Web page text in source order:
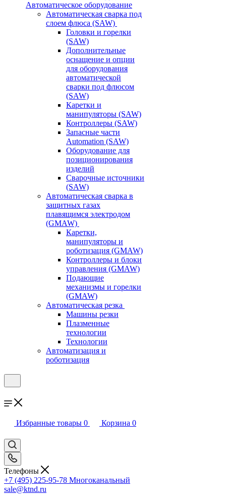
Автоматическое оборудование
Автоматическая сварка под
слоем флюса (SAW)
Головки и горелки
(SAW)
Дополнительные
оснащение и опции
для оборудования
автоматической
сварки под флюсом
(SAW)
Каретки и
манипуляторы (SAW)
Контроллеры (SAW)
Запасные части
Automation (SAW)
Оборудование для
позиционирования
изделий
Сварочные источники
(SAW)
Автоматическая сварка в
защитных газах
плавящимся электродом
(GMAW)
Каретки,
манипуляторы и
роботизация (GMAW)
Контроллеры и блоки
управления (GMAW)
Подающие
механизмы и горелки
(GMAW)
Автоматическая резка
Машины резки
Плазменные
технологии
Технологии
Автоматизация и
роботизация
Избранные товары 0 Корзина 0
Телефоны
+7 (495) 225-95-78 Многоканальный
sale@ktnd.ru